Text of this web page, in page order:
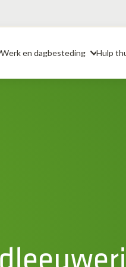
Werk en dagbesteding Hulp